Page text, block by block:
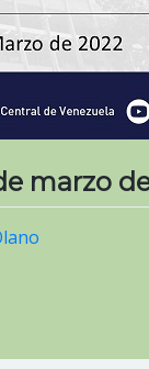
marzo